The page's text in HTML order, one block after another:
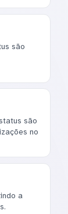
são
são
no
a